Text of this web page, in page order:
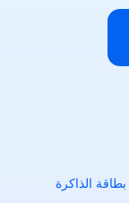
بطاقة الذاكرة